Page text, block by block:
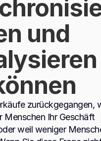
und
zurückgegangen,
Menschen Ihr Geschäft
weil weniger